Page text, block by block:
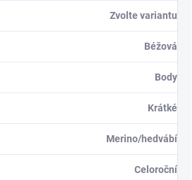
Zvolte variantu
Béžová
Body
Krátké
Merino/hedvábí
Celoroční